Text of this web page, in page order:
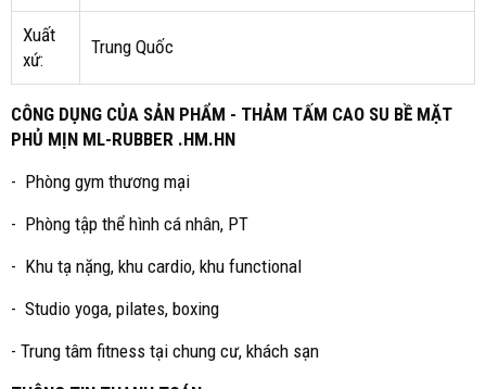
Xuất
xứ:
Trung Quốc
CÔNG DỤNG CỦA SẢN PHẨM - THẢM TẤM CAO SU BỀ MẶT
PHỦ MỊN ML-RUBBER .HM.HN
- Phòng gym thương mại
- Phòng tập thể hình cá nhân, PT
- Khu tạ nặng, khu cardio, khu functional
- Studio yoga, pilates, boxing
- Trung tâm fitness tại chung cư, khách sạn